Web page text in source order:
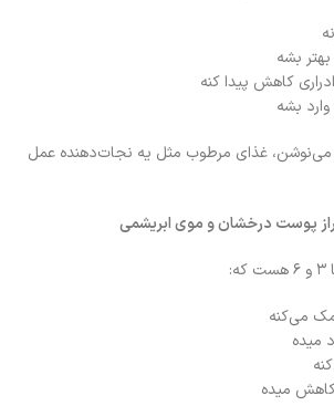
بشه
کاهش پیدا کنه
بشه
می‌نوشن، غذای مرطوب مثل یه نجات‌دهنده عمل
پوست درخشان و موی ابریشمی
می‌کنه
میده
میده